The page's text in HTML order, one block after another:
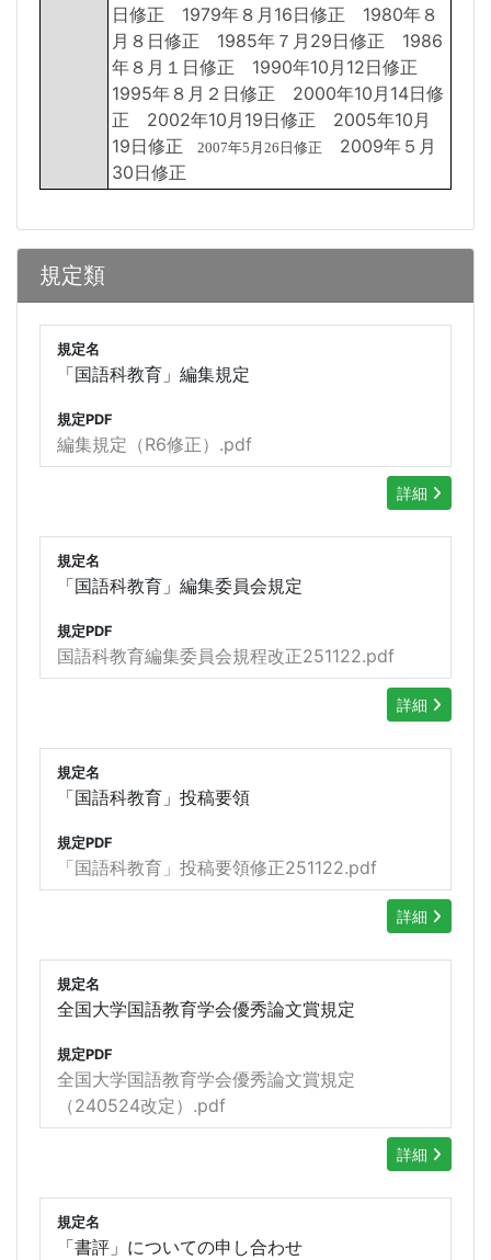
日修正 1979年８月16日修正 1980年８
月８日修正 1985年７月29日修正 1986
年８月１日修正 1990年10月12日修正
1995年８月２日修正 2000年10月14日修
正 2002年10月19日修正 2005年10月
19日修正 2007年5月26日修正
2009年５月
30日修正
規定類
規定名
「国語科教育」編集規定
規定PDF
編集規定（R6修正）.pdf
詳細
規定名
「国語科教育」編集委員会規定
規定PDF
国語科教育編集委員会規程改正251122.pdf
詳細
規定名
「国語科教育」投稿要領
規定PDF
「国語科教育」投稿要領修正251122.pdf
詳細
規定名
全国大学国語教育学会優秀論文賞規定
規定PDF
全国大学国語教育学会優秀論文賞規定
（240524改定）.pdf
詳細
規定名
「書評」についての申し合わせ